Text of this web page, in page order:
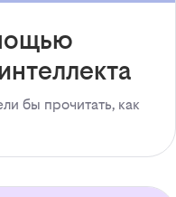
бы прочитать, как